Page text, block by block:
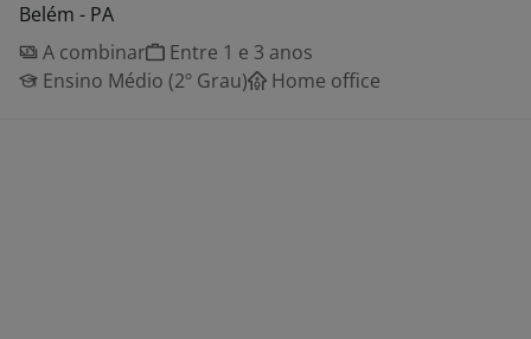
Belém - PA
A combinar
Entre 1 e 3 anos
Ensino Médio (2º Grau)
Home office